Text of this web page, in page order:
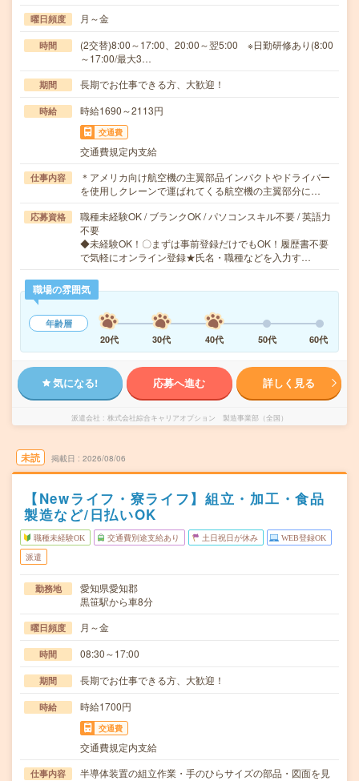
曜日頻度 月～金
時間
(2交替)8:00～17:00、20:00～翌5:00 ※日勤研修あり(8:00
～17:00/最大3…
期間 長期でお仕事できる方、大歓迎！
時給 時給1690～2113円
交通費
交通費規定内支給
仕事内容
＊アメリカ向け航空機の主翼部品インパクトやドライバー
を使用しクレーンで運ばれてくる航空機の主翼部分に…
応募資格
職種未経験OK / ブランクOK / パソコンスキル不要 / 英語力
不要
◆未経験OK！〇まずは事前登録だけでもOK！履歴書不要
で気軽にオンライン登録★氏名・職種などを入力す…
職場の雰囲気
年齢層
20代
30代 40代 50代 60代
気になる! 応募へ進む 詳しく見る
派遣会社 株式会社綜合キャリアオプション 製造事業部（全国）
未読 掲載日 2026/08/06
【Newライフ・寮ライフ】組立・加工・食品
製造など/日払いOK
職種未経験OK 交通費別途支給あり 土日祝日が休み WEB登録OK
派遣
勤務地
愛知県愛知郡
黒笹駅から車8分
曜日頻度 月～金
時間 08:30～17:00
期間 長期でお仕事できる方、大歓迎！
時給 時給1700円
交通費
交通費規定内支給
仕事内容
半導体装置の組立作業・手のひらサイズの部品・図面を見